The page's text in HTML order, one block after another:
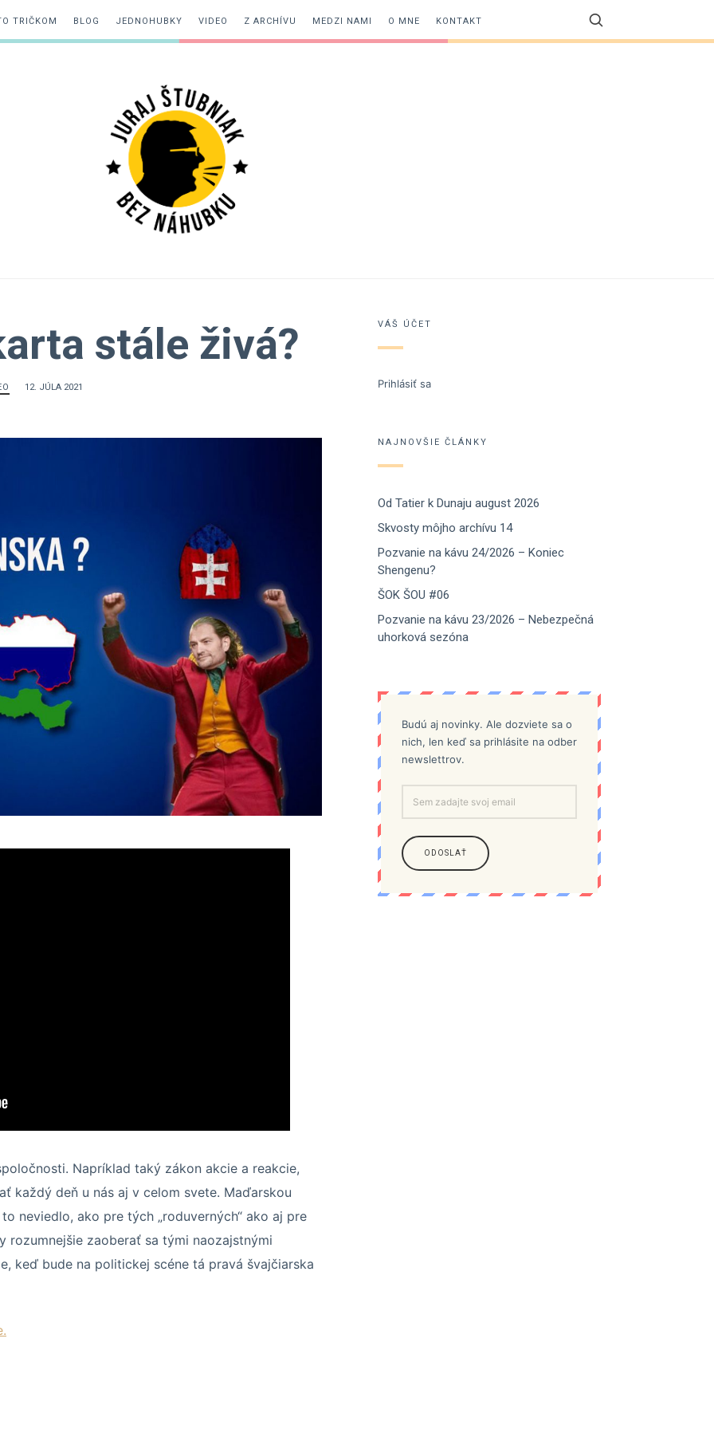
TRIČKOM BLOG JEDNOHUBKY VIDEO Z ARCHÍVU MEDZI NAMI O MNE KONTAKT
Juraj
Štubniak
stále živá?
12. JÚLA 2021
Napríklad taký zákon akcie a reakcie,
každý deň u nás aj v celom svete. Maďarskou
neviedlo, ako pre tých „roduverných“ ako aj pre
rozumnejšie zaoberať sa tými naozajstnými
keď bude na politickej scéne tá pravá švajčiarska
VÁŠ ÚČET
Prihlásiť sa
NAJNOVŠIE ČLÁNKY
Od Tatier k Dunaju august 2026
Skvosty môjho archívu 14
Pozvanie na kávu 24/2026 – Koniec
Shengenu?
ŠOK ŠOU #06
Pozvanie na kávu 23/2026 – Nebezpečná
uhorková sezóna
Budú aj novinky. Ale dozviete sa o
nich, len keď sa prihlásite na odber
newslettrov.